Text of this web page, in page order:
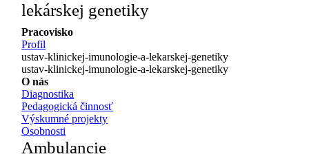
lekárskej genetiky
Pracovisko
Profil
ustav-klinickej-imunologie-a-lekarskej-genetiky
ustav-klinickej-imunologie-a-lekarskej-genetiky
O nás
Diagnostika
Pedagogická činnosť
Výskumné projekty
Osobnosti
Ambulancie